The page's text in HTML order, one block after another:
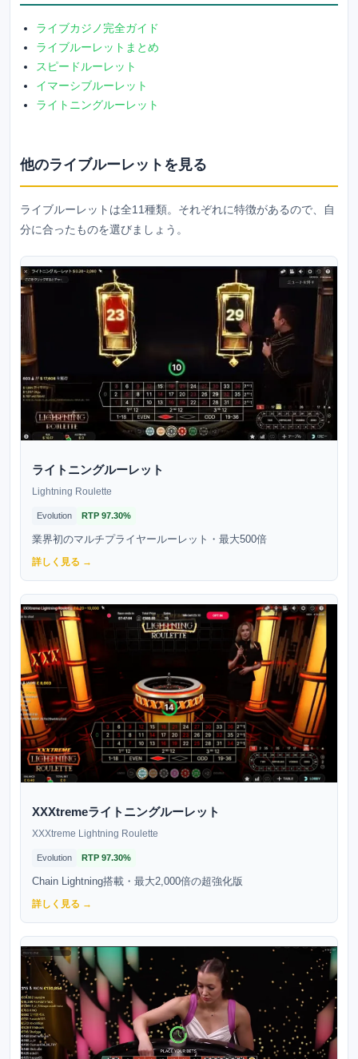
ライブカジノ完全ガイド
ライブルーレットまとめ
スピードルーレット
イマーシブルーレット
ライトニングルーレット
他のライブルーレットを見る
ライブルーレットは全11種類。それぞれに特徴があるので、自
分に合ったものを選びましょう。
ライトニングルーレット
Lightning Roulette
Evolution RTP 97.30%
業界初のマルチプライヤールーレット・最大500倍
詳しく見る →
XXXtremeライトニングルーレット
XXXtreme Lightning Roulette
Evolution RTP 97.30%
Chain Lightning搭載・最大2,000倍の超強化版
詳しく見る →